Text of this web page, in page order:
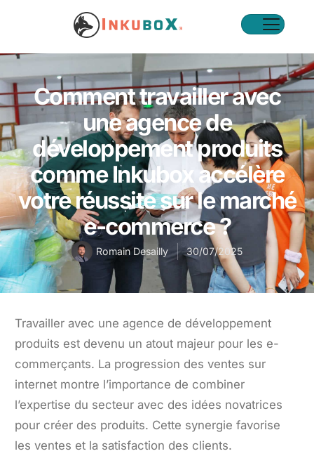
Comment travailler avec
une agence de
développement produits
comme Inkubox accélère
votre réussite sur le marché
e-commerce ?
Romain Desailly 30/07/2025
Travailler avec une agence de développement
produits est devenu un atout majeur pour les e-
commerçants. La progression des ventes sur
internet montre l’importance de combiner
l’expertise du secteur avec des idées novatrices
pour créer des produits. Cette synergie favorise
les ventes et la satisfaction des clients.